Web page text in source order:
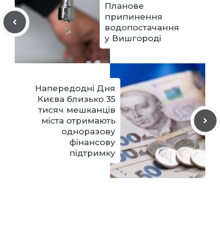
Планове
припинення
водопостачання
у Вишгороді
Напередодні Дня
Києва близько 35
тисяч мешканців
міста отримають
одноразову
фінансову
підтримку